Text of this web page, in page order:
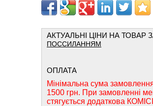
АКТУАЛЬНІ ЦІНИ НА ТОВАР
ПОССИЛАННЯМ
ОПЛАТА
Мінімальна сума
1500 грн. При замовленні
стягується додаткова